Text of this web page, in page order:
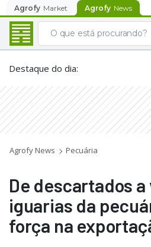
Agrofy Market Agrofy News
Destaque do dia:
Agrofy News Pecuária
De descartados
iguarias da
força na